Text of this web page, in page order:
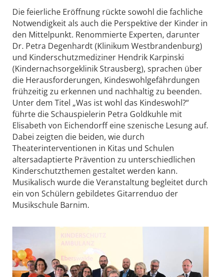
Die feierliche Eröffnung rückte sowohl die fachliche
Notwendigkeit als auch die Perspektive der Kinder in
den Mittelpunkt. Renommierte Experten, darunter
Dr. Petra Degenhardt (Klinikum Westbrandenburg)
und Kinderschutzmediziner Hendrik Karpinski
(Kindernachsorgeklinik Strausberg), sprachen über
die Herausforderungen, Kindeswohlgefährdungen
frühzeitig zu erkennen und nachhaltig zu beenden.
Unter dem Titel „Was ist wohl das Kindeswohl?“
führte die Schauspielerin Petra Goldkuhle mit
Elisabeth von Eichendorff eine szenische Lesung auf.
Dabei zeigten die beiden, wie durch
Theaterinterventionen in Kitas und Schulen
altersadaptierte Prävention zu unterschiedlichen
Kinderschutzthemen gestaltet werden kann.
Musikalisch wurde die Veranstaltung begleitet durch
ein von Schülern gebildetes Gitarrenduo der
Musikschule Barnim.